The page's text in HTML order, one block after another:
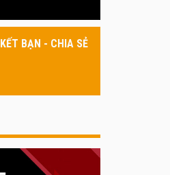
KẾT BẠN - CHIA SẺ